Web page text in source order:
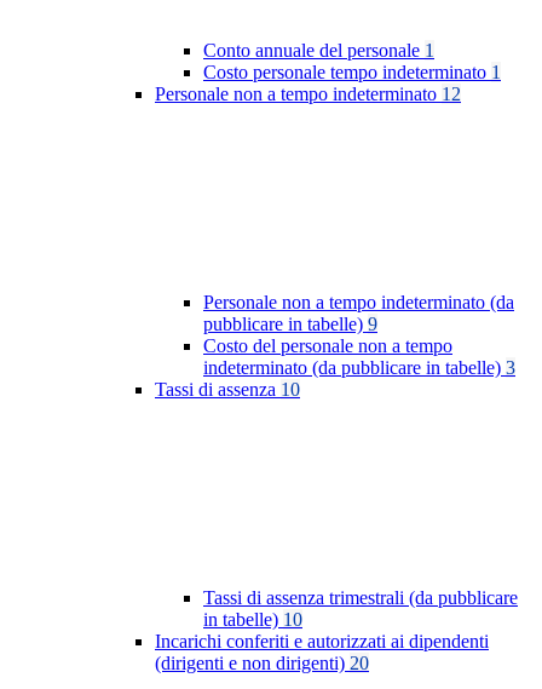
Conto annuale del personale 1
Costo personale tempo indeterminato 1
Personale non a tempo indeterminato 12
Personale non a tempo indeterminato (da
pubblicare in tabelle) 9
Costo del personale non a tempo
indeterminato (da pubblicare in tabelle) 3
Tassi di assenza 10
Tassi di assenza trimestrali (da pubblicare
in tabelle) 10
Incarichi conferiti e autorizzati ai dipendenti
(dirigenti e non dirigenti) 20